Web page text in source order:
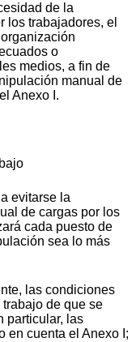
de la
los trabajadores, el
o
medios, a fin de
manual de
Anexo I.
evitarse la
de cargas por los
cada puesto de
sea lo más
las condiciones
de que se
particular, las
en cuenta el Anexo I;